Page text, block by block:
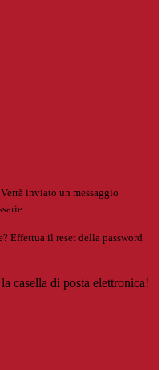
Verrà inviato un messaggio
Effettua il reset della password
casella di posta elettronica!